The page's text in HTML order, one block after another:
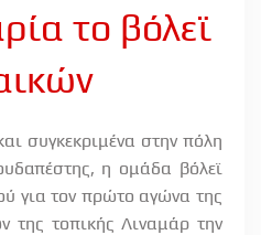
το βόλεϊ
συγκεκριμένα στην πόλη
η ομάδα βόλεϊ
για τον πρώτο αγώνα της
της τοπικής Λιναμάρ την